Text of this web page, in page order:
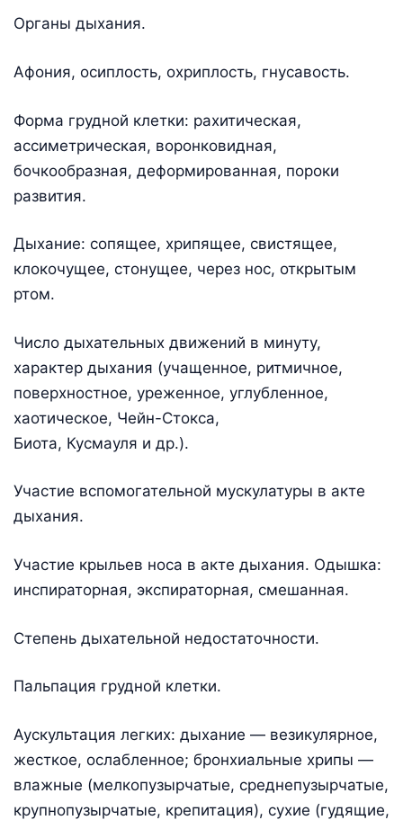
Органы дыхания.
Афония, осиплость, охриплость, гнусавость.
Форма грудной клетки: рахитическая,
ассиметрическая, воронковидная,
бочкообразная, деформированная, пороки
развития.
Дыхание: сопящее, хрипящее, свистящее,
клокочущее, стонущее, через нос, открытым
ртом.
Число дыхательных движений в минуту,
характер дыхания (учащенное, ритмичное,
поверхностное, уреженное, углубленное,
хаотическое, Чейн-Стокса,
Биота, Кусмауля и др.).
Участие вспомогательной мускулатуры в акте
дыхания.
Участие крыльев носа в акте дыхания. Одышка:
инспираторная, экспираторная, смешанная.
Степень дыхательной недостаточности.
Пальпация грудной клетки.
Аускультация легких: дыхание — везикулярное,
жесткое, ослабленное; бронхиальные хрипы —
влажные (мелкопузырчатые, среднепузырчатые,
крупнопузырчатые, крепитация), сухие (гудящие,